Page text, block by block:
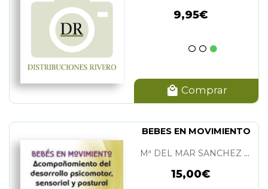
9,95€
Comprar
BEBES EN MOVIMIENTO
Mª DEL MAR SANCHEZ GONZALEZ / LORENA GUTIERREZ FERNANDEZ
15,00€